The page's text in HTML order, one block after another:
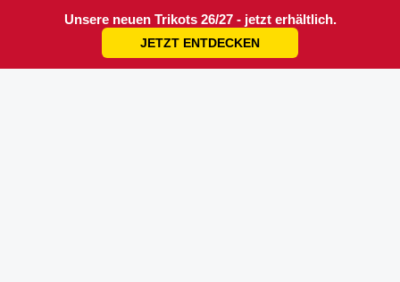
Unsere neuen Trikots 26/27 - jetzt erhältlich.
JETZT ENTDECKEN